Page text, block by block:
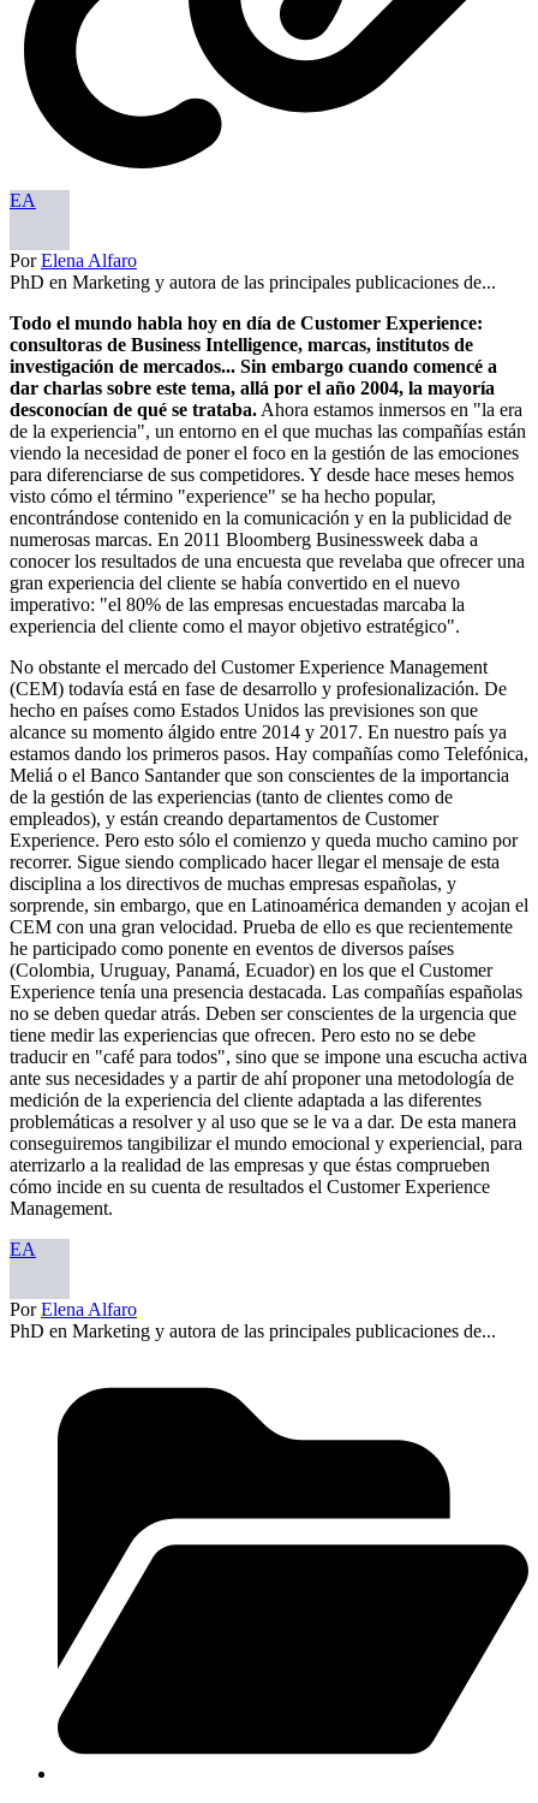
EA
PorElena Alfaro
PhD en Marketing y autora de las principales publicaciones de...
Todo el mundo habla hoy en día de Customer Experience:
consultoras de Business Intelligence, marcas, institutos de
investigación de mercados... Sin embargo cuando comencé a
dar charlas sobre este tema, allá por el año 2004, la mayoría
desconocían de qué se trataba. Ahora estamos inmersos en "la era
de la experiencia", un entorno en el que muchas las compañías están
viendo la necesidad de poner el foco en la gestión de las emociones
para diferenciarse de sus competidores. Y desde hace meses hemos
visto cómo el término "experience" se ha hecho popular,
encontrándose contenido en la comunicación y en la publicidad de
numerosas marcas. En 2011 Bloomberg Businessweek daba a
conocer los resultados de una encuesta que revelaba que ofrecer una
gran experiencia del cliente se había convertido en el nuevo
imperativo: "el 80% de las empresas encuestadas marcaba la
experiencia del cliente como el mayor objetivo estratégico".
No obstante el mercado del Customer Experience Management
(CEM) todavía está en fase de desarrollo y profesionalización. De
hecho en países como Estados Unidos las previsiones son que
alcance su momento álgido entre 2014 y 2017. En nuestro país ya
estamos dando los primeros pasos. Hay compañías como Telefónica,
Meliá o el Banco Santander que son conscientes de la importancia
de la gestión de las experiencias (tanto de clientes como de
empleados), y están creando departamentos de Customer
Experience. Pero esto sólo el comienzo y queda mucho camino por
recorrer. Sigue siendo complicado hacer llegar el mensaje de esta
disciplina a los directivos de muchas empresas españolas, y
sorprende, sin embargo, que en Latinoamérica demanden y acojan el
CEM con una gran velocidad. Prueba de ello es que recientemente
he participado como ponente en eventos de diversos países
(Colombia, Uruguay, Panamá, Ecuador) en los que el Customer
Experience tenía una presencia destacada. Las compañías españolas
no se deben quedar atrás. Deben ser conscientes de la urgencia que
tiene medir las experiencias que ofrecen. Pero esto no se debe
traducir en "café para todos", sino que se impone una escucha activa
ante sus necesidades y a partir de ahí proponer una metodología de
medición de la experiencia del cliente adaptada a las diferentes
problemáticas a resolver y al uso que se le va a dar. De esta manera
conseguiremos tangibilizar el mundo emocional y experiencial, para
aterrizarlo a la realidad de las empresas y que éstas comprueben
cómo incide en su cuenta de resultados el Customer Experience
Management.
EA
PorElena Alfaro
PhD en Marketing y autora de las principales publicaciones de...